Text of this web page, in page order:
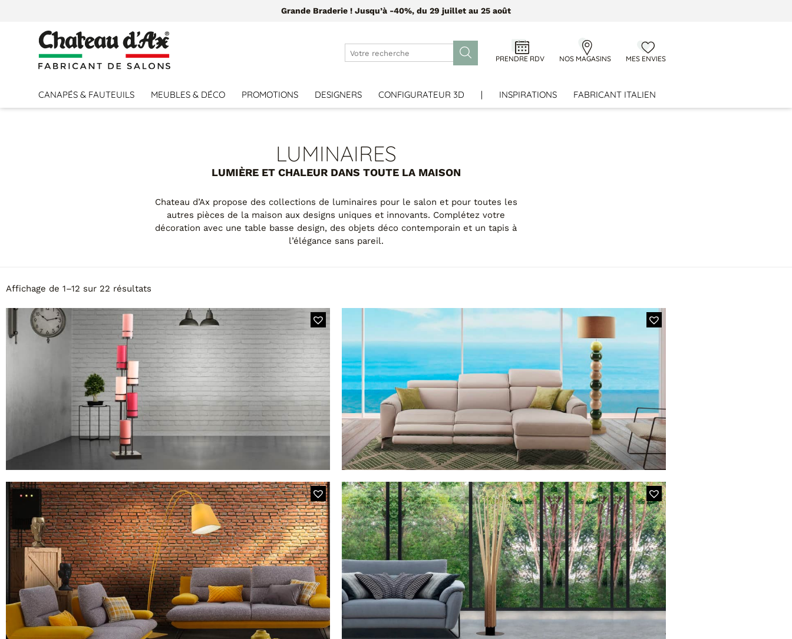
Grande Braderie ! Jusqu’à -40%, du 29 juillet au 25 août
PRENDRE RDV NOS MAGASINS MES ENVIES
CANAPÉS & FAUTEUILS MEUBLES & DÉCO PROMOTIONS DESIGNERS CONFIGURATEUR 3D | INSPIRATIONS FABRICANT ITALIEN
LUMINAIRES
LUMIÈRE ET CHALEUR DANS TOUTE LA MAISON
Chateau d’Ax propose des collections de luminaires pour le salon et pour toutes les
autres pièces de la maison aux designs uniques et innovants. Complétez votre
décoration avec une table basse design, des objets déco contemporain et un tapis à
l’élégance sans pareil.
Affichage de 1–12 sur 22 résultats
MODÈLE FLAM&LUCE SIXT
Lampadaire Effet Bougies Multicolor
MODÈLE FLAM&LUCE BOLAS VERTE
Lampadaire Pierres Vertes et Beige